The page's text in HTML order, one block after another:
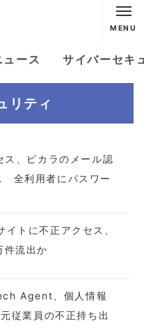
MENU
ース サイバーセキ
リティ
、ピカラのメール認
全利用者にパスワー
イトに不正アクセス、
件流出か
Agent、個人情報
従業員の不正持ち出